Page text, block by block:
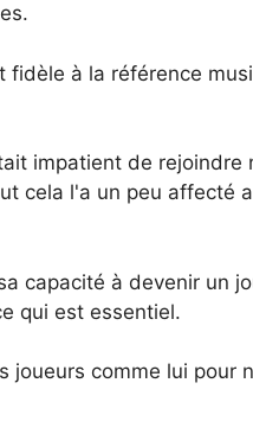
à la référence
impatient de
cela l'a un peu affecté
capacité à devenir un
qui est essentiel.
comme lui pour